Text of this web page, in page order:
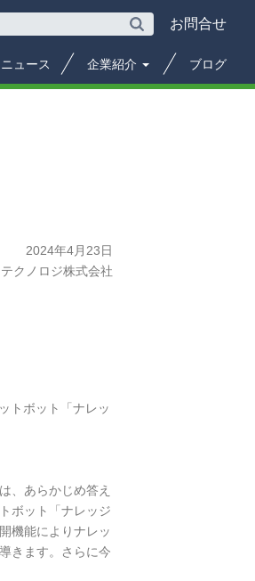
お問合せ
ニュース 企業紹介 ブログ
2024年4月23日
クノロジ株式会社
トボット「ナレッ
、あらかじめ答え
ボット「ナレッジ
機能によりナレッ
きます。さらに今